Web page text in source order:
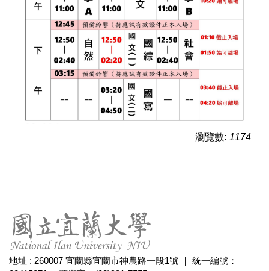
瀏覽數: 1174
地址 : 260007 宜蘭縣宜蘭市神農路一段1號 ｜ 統一編號：